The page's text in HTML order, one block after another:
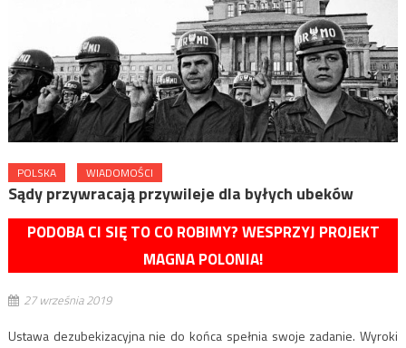
POLSKA WIADOMOŚCI
Sądy przywracają przywileje dla byłych ubeków
PODOBA CI SIĘ TO CO ROBIMY? WESPRZYJ PROJEKT
MAGNA POLONIA!
27 września 2019
Ustawa dezubekizacyjna nie do końca spełnia swoje zadanie. Wyroki